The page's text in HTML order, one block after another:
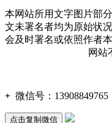
本网站所用文字图片部
文未署名者均为原始状
会及时署名或依照作者
网站
+ 微信号： 13908849765
点击复制微信